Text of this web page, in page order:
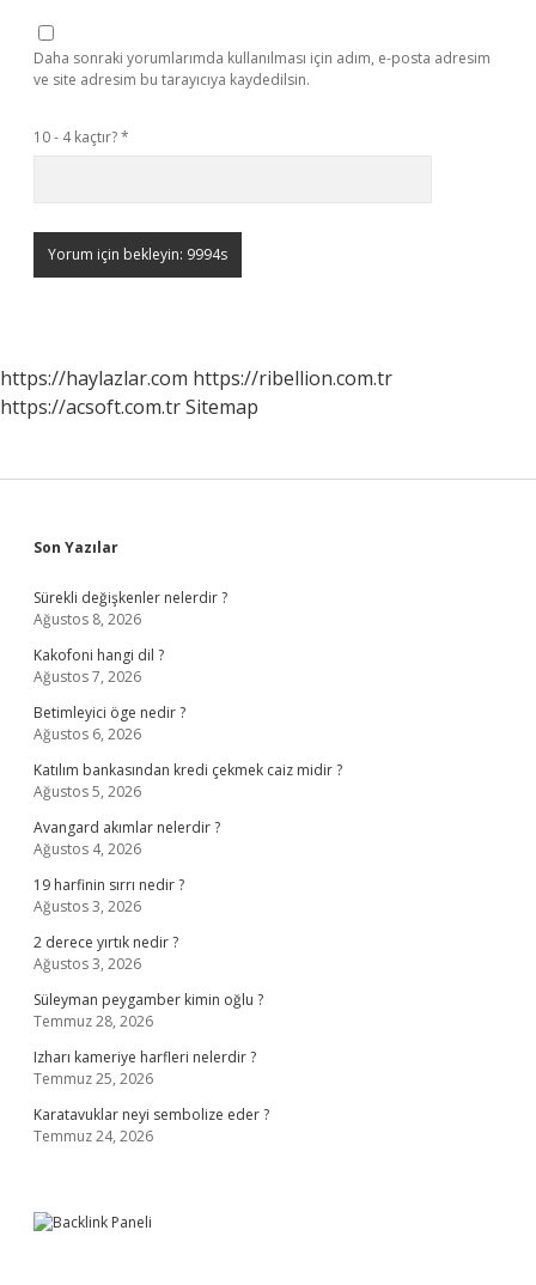
Daha sonraki yorumlarımda kullanılması için adım, e-posta adresim
ve site adresim bu tarayıcıya kaydedilsin.
10 - 4 kaçtır?*
https://haylazlar.com https://ribellion.com.tr
https://acsoft.com.trSitemap
Sidebar
Son Yazılar
Sürekli değişkenler nelerdir ?
Ağustos 8, 2026
Kakofoni hangi dil ?
Ağustos 7, 2026
Betimleyici öge nedir ?
Ağustos 6, 2026
Katılım bankasından kredi çekmek caiz midir ?
Ağustos 5, 2026
Avangard akımlar nelerdir ?
Ağustos 4, 2026
19 harfinin sırrı nedir ?
Ağustos 3, 2026
2 derece yırtık nedir ?
Ağustos 3, 2026
Süleyman peygamber kimin oğlu ?
Temmuz 28, 2026
Izharı kameriye harfleri nelerdir ?
Temmuz 25, 2026
Karatavuklar neyi sembolize eder ?
Temmuz 24, 2026